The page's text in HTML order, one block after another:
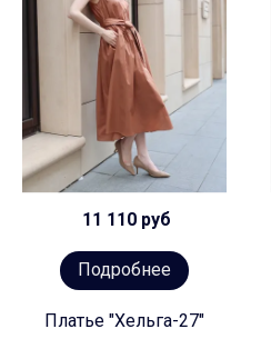
11 110 руб
Подробнее
Платье "Хельга-27"